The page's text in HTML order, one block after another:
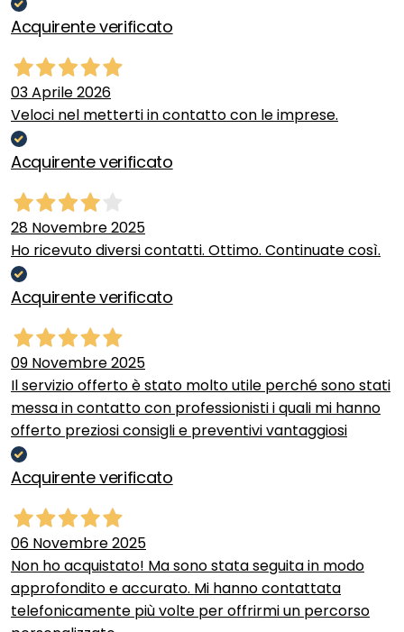
Acquirente verificato
03 Aprile 2026
Veloci nel metterti in contatto con le imprese.
Acquirente verificato
28 Novembre 2025
Ho ricevuto diversi contatti. Ottimo. Continuate così.
Acquirente verificato
09 Novembre 2025
Il servizio offerto è stato molto utile perché sono stati
messa in contatto con professionisti i quali mi hanno
offerto preziosi consigli e preventivi vantaggiosi
Acquirente verificato
06 Novembre 2025
Non ho acquistato! Ma sono stata seguita in modo
approfondito e accurato. Mi hanno contattata
telefonicamente più volte per offrirmi un percorso